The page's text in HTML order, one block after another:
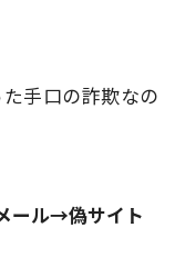
手口の詐欺なの
ール→偽サイト